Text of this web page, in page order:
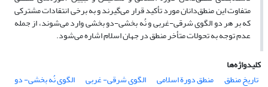
متفاوت این منطق‌دانان مورد تأکید قرار می‌گیرند و به برخی انتقادات مشترکی
که بر هر دو الگوی شرقی-غربی و نُه بخشی-دو بخشی وارد می‌شوند، از جمله
عدم توجه به تحولات متأخر منطق در جهان اسلام اشاره می‌شود.
کلیدواژه‌ها
تاریخ منطق
منطق دورة اسلامی الگوی شرقی- غربی الگوی نُه بخشی- دو